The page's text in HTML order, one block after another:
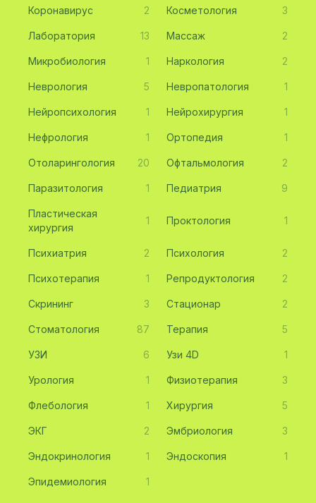
Коронавирус 2 Косметология 3
Лаборатория 13 Массаж 2
Микробиология 1 Наркология 2
Неврология 5 Невропатология 1
Нейропсихология 1 Нейрохирургия 1
Нефрология 1 Ортопедия 1
Отоларингология 20 Офтальмология 2
Паразитология 1 Педиатрия 9
Пластическая
хирургия
1 Проктология 1
Психиатрия 2 Психология 2
Психотерапия 1 Репродуктология 2
Скрининг 3 Стационар 2
Стоматология 87 Терапия 5
УЗИ 6 Узи 4D 1
Урология 1 Физиотерапия 3
Флебология 1 Хирургия 5
ЭКГ 2 Эмбриология 3
Эндокринология 1 Эндоскопия 1
Эпидемиология 1